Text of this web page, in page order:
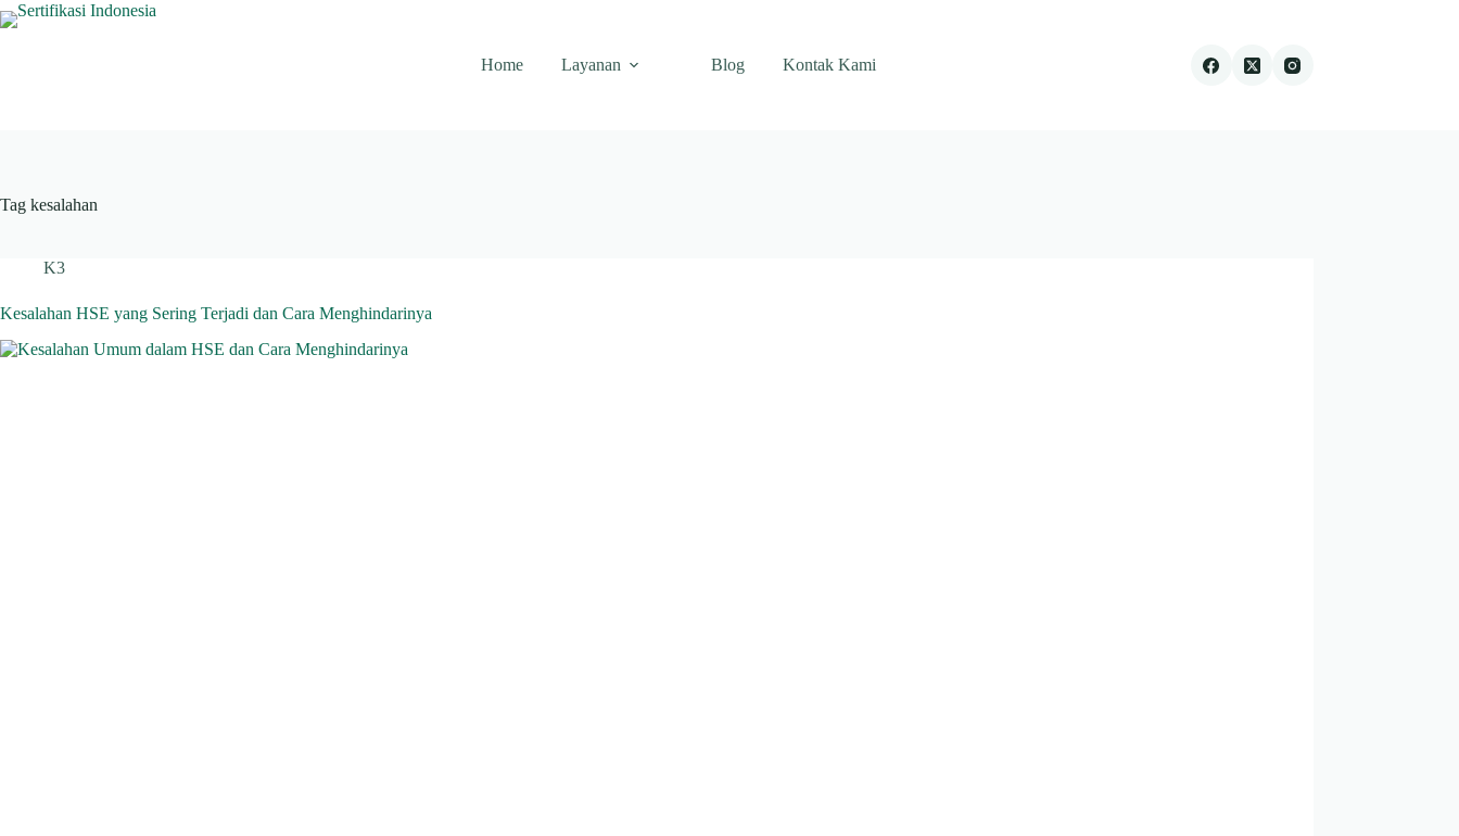
Skip
to
Home
Layanan Blog Kontak Kami
Tag kesalahan
K3
Kesalahan HSE yang Sering Terjadi dan Cara Menghindarinya